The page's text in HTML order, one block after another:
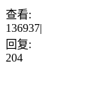
查看:
136937|
回复:
204